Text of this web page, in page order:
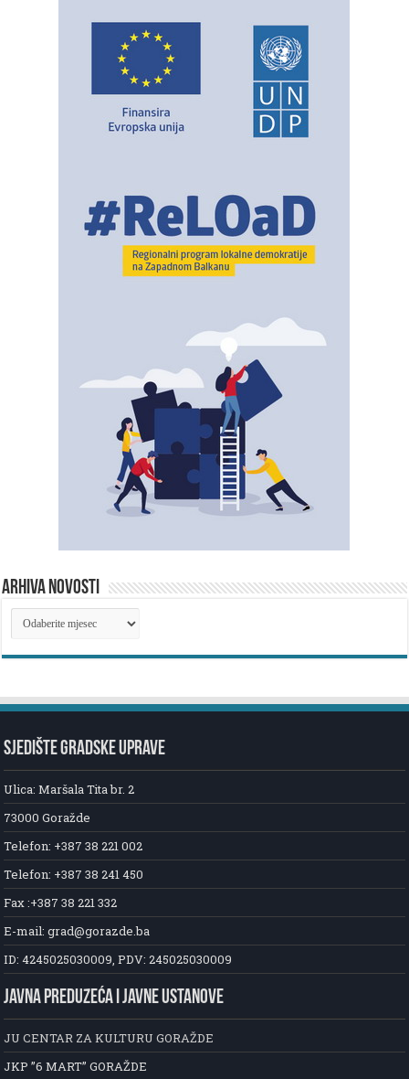
ARHIVA NOVOSTI
ARHIVA
NOVOSTI
SJEDIŠTE GRADSKE UPRAVE
Ulica: Maršala Tita br. 2
73000 Goražde
Telefon: +387 38 221 002
Telefon: +387 38 241 450
Fax :+387 38 221 332
E-mail: grad@gorazde.ba
ID: 4245025030009, PDV: 245025030009
JAVNA PREDUZEĆA I JAVNE USTANOVE
JU CENTAR ZA KULTURU GORAŽDE
JKP ”6 MART” GORAŽDE